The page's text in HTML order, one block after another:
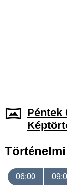
Péntek
06:00